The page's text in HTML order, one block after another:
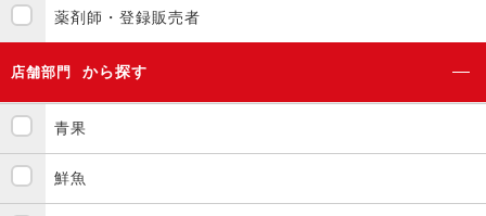
薬剤師・登録販売者
店舗部門 から探す
青果
鮮魚